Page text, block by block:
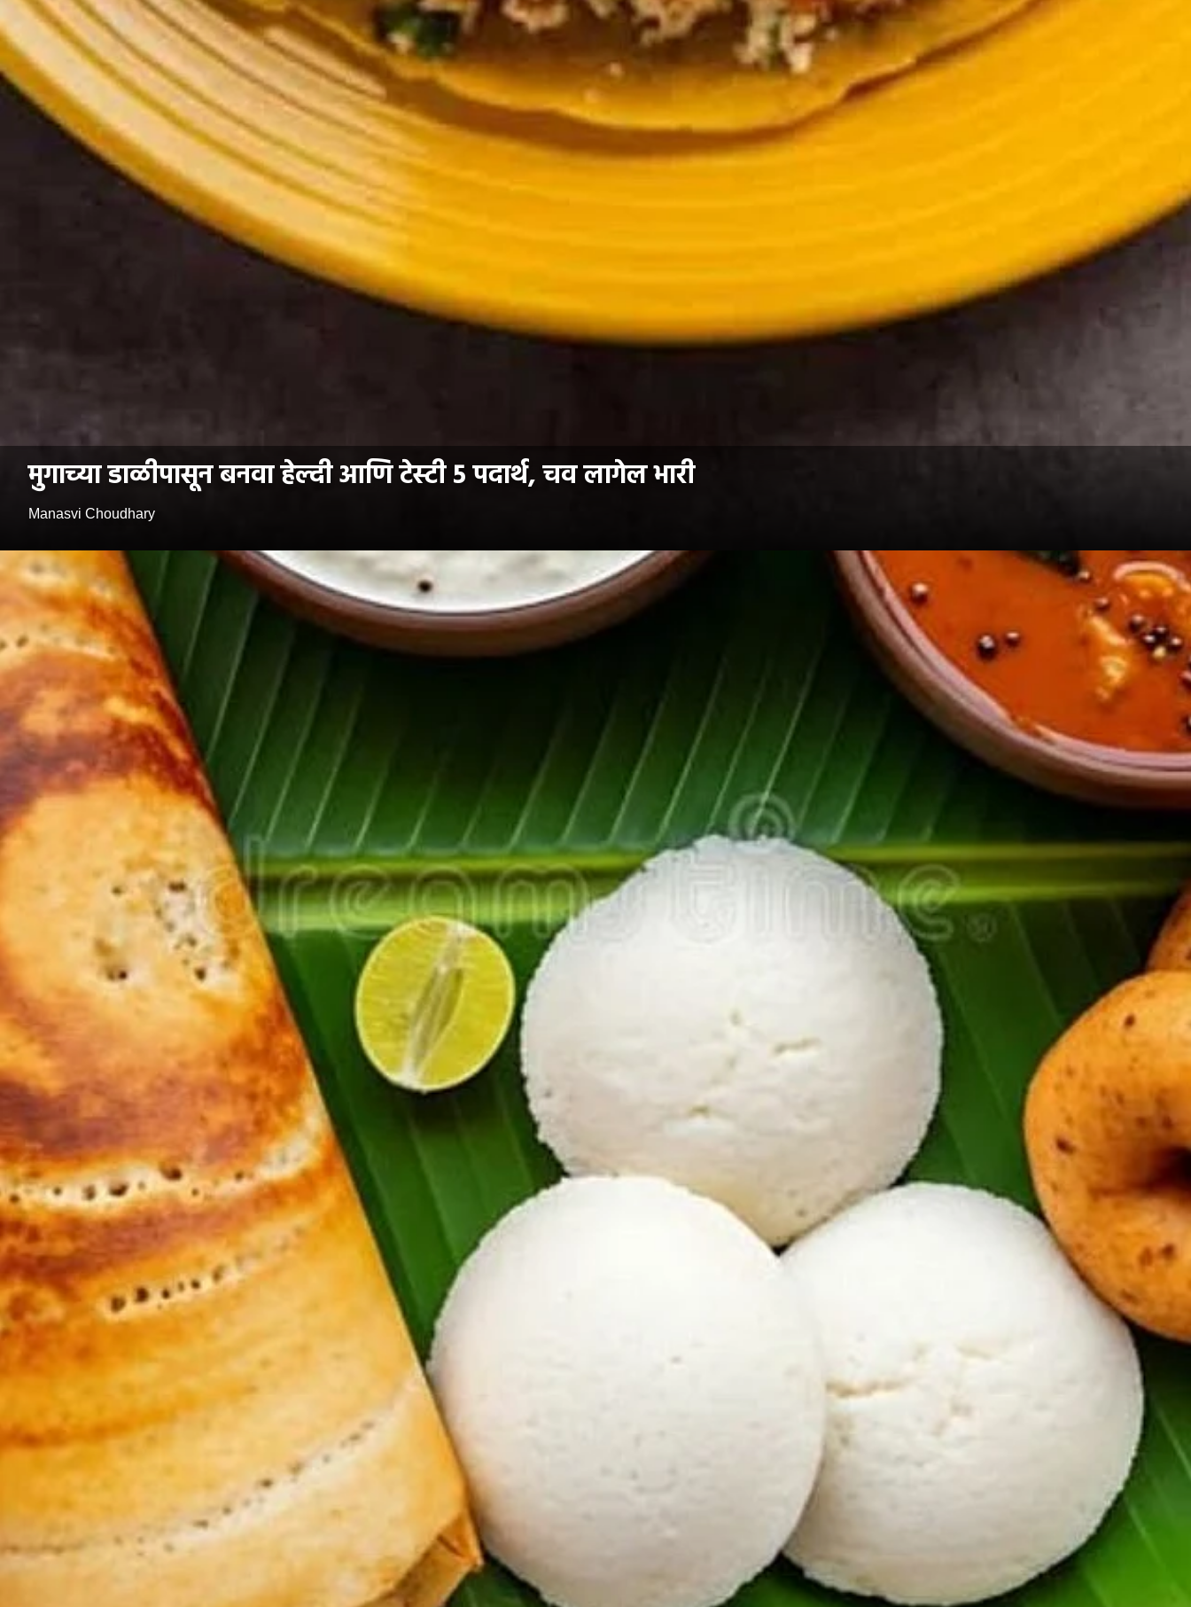
मुगाच्या डाळीपासून बनवा हेल्दी आणि टेस्टी 5 पदार्थ, चव लागेल भारी
Manasvi Choudhary